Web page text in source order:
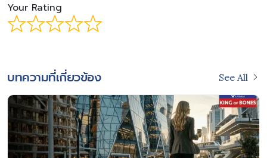
Your Rating
บทความที่เกี่ยวข้อง See All